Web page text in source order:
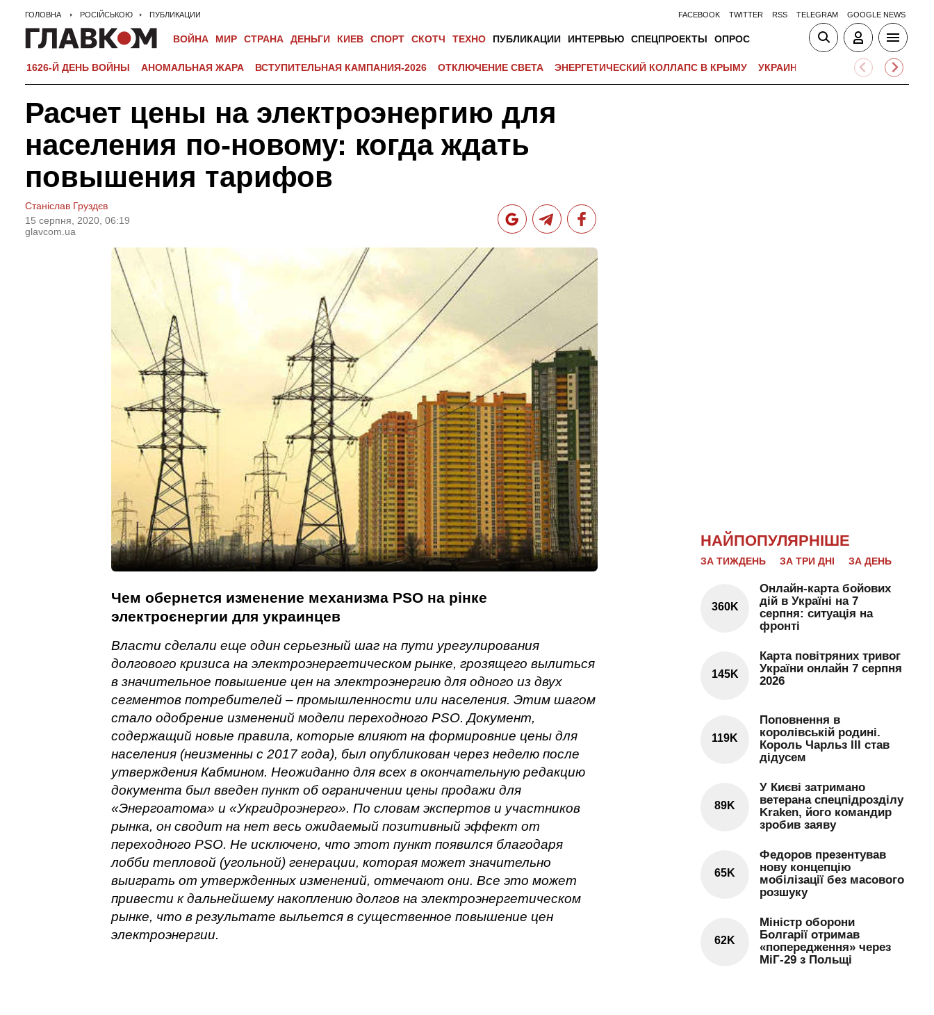
ГОЛОВНА РОСІЙСЬКОЮ ПУБЛИКАЦИИ FACEBOOK TWITTER RSS TELEGRAM GOOGLE NEWS
ВОЙНА МИР СТРАНА ДЕНЬГИ КИЕВ СПОРТ СКОТЧ ТЕХНО ПУБЛИКАЦИИ ИНТЕРВЬЮ СПЕЦПРОЕКТЫ ОПРОС
1626-Й ДЕНЬ ВОЙНЫ АНОМАЛЬНАЯ ЖАРА ВСТУПИТЕЛЬНАЯ КАМПАНИЯ-2026 ОТКЛЮЧЕНИЕ СВЕТА ЭНЕРГЕТИЧЕСКИЙ КОЛЛАПС В КРЫМУ УКРАИНА-ЕС МОБИЛИЗАЦИЯ В
Расчет цены на электроэнергию для
населения по-новому: когда ждать
повышения тарифов
Станіслав Груздєв
15 серпня, 2020, 06:19
glavcom.ua
Чем обернется изменение механизма PSO на рінке
электроєнергии для украинцев
Власти сделали еще один серьезный шаг на пути урегулирования
долгового кризиса на электроэнергетическом рынке, грозящего вылиться
в значительное повышение цен на электроэнергию для одного из двух
сегментов потребителей – промышленности или населения. Этим шагом
стало одобрение изменений модели переходного PSO. Документ,
содержащий новые правила, которые влияют на формировние цены для
населения (неизменны с 2017 года), был опубликован через неделю после
утверждения Кабмином. Неожиданно для всех в окончательную редакцию
документа был введен пункт об ограничении цены продажи для
«Энергоатома» и «Укргидроэнерго». По словам экспертов и участников
рынка, он сводит на нет весь ожидаемый позитивный эффект от
переходного PSO. Не исключено, что этот пункт появился благодаря
лобби тепловой (угольной) генерации, которая может значительно
выиграть от утвержденных изменений, отмечают они. Все это может
привести к дальнейшему накоплению долгов на электроэнергетическом
рынке, что в результате выльется в существенное повышение цен
электроэнергии.
НАЙПОПУЛЯРНІШЕ
ЗА ТИЖДЕНЬ ЗА ТРИ ДНІ ЗА ДЕНЬ
360K
Онлайн-карта бойових
дій в Україні на 7
серпня: ситуація на
фронті
145K
Карта повітряних тривог
України онлайн 7 серпня
2026
119K
Поповнення в
королівській родині.
Король Чарльз III став
дідусем
89K
У Києві затримано
ветерана спецпідрозділу
Kraken, його командир
зробив заяву
65K
Федоров презентував
нову концепцію
мобілізації без масового
розшуку
62K
Міністр оборони
Болгарії отримав
«попередження» через
МіГ-29 з Польщі